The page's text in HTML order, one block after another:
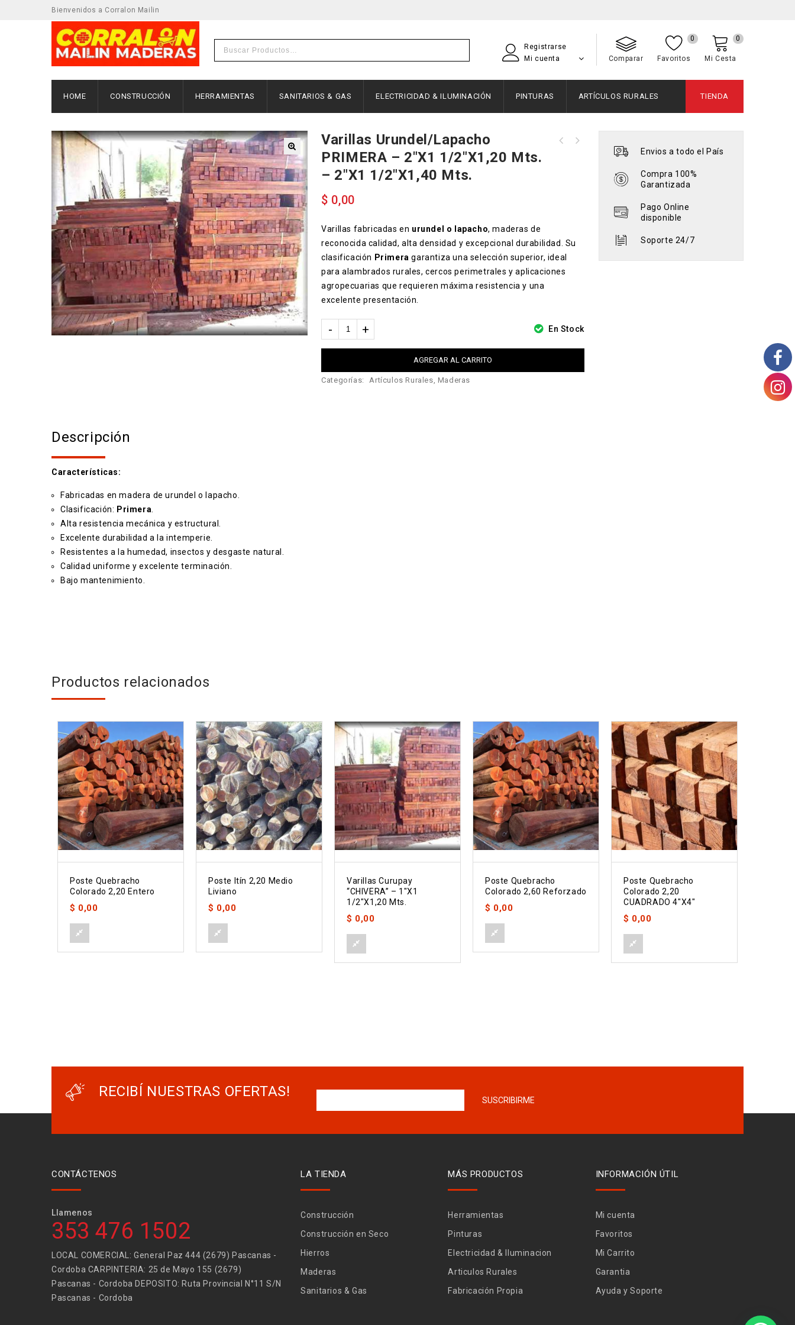
Bienvenidos a Corralon Mailin
Registrarse
Mi cuenta
Comparar Favoritos
0
Mi Cesta
0
HOME CONSTRUCCIÓN HERRAMIENTAS SANITARIOS & GAS ELECTRICIDAD & ILUMINACIÓN PINTURAS ARTÍCULOS RURALES TIENDA
Varillas Urundel/Lapacho
PRIMERA – 2″x1 1/2″x1,20 Mts.
– 2″x1 1/2″x1,40 Mts.
$ 0,00
Varillas fabricadas en urundel o lapacho, maderas de
reconocida calidad, alta densidad y excepcional durabilidad. Su
clasificación Primera garantiza una selección superior, ideal
para alambrados rurales, cercos perimetrales y aplicaciones
agropecuarias que requieren máxima resistencia y una
excelente presentación.
En Stock
AGREGAR AL CARRITO
Categorías: Artículos Rurales, Maderas
Envios a todo el País
Compra 100%
Garantizada
Pago Online
disponible
Soporte 24/7
Descripción
Características:
Fabricadas en madera de urundel o lapacho.
Clasificación: Primera
Alta resistencia mecánica y estructural.
Excelente durabilidad a la intemperie.
Resistentes a la humedad, insectos y desgaste natural.
Calidad uniforme y excelente terminación.
Bajo mantenimiento.
Productos relacionados
Poste Quebracho
Colorado 2,20 Entero
$ 0,00
Poste Itín 2,20 Medio
Liviano
$ 0,00
Varillas Curupay
“CHIVERA” – 1″x1
1/2″x1,20 Mts.
$ 0,00
Poste Quebracho
Colorado 2,60 Reforzado
$ 0,00
Poste Quebracho
Colorado 2,20
CUADRADO 4″x4″
$ 0,00
RECIBÍ NUESTRAS OFERTAS!
CONTÁCTENOS
Llamenos
353 476 1502
LOCAL COMERCIAL: General Paz 444 (2679) Pascanas -
Cordoba CARPINTERIA: 25 de Mayo 155 (2679)
Pascanas - Cordoba DEPOSITO: Ruta Provincial N°11 S/N
Pascanas - Cordoba
LA TIENDA
Construcción
Construcción en Seco
Hierros
Maderas
Sanitarios & Gas
MÁS PRODUCTOS
Herramientas
Pinturas
Electricidad & Iluminacion
Articulos Rurales
Fabricación Propia
INFORMACIÓN ÚTIL
Mi cuenta
Favoritos
Mi Carrito
Garantia
Ayuda y Soporte